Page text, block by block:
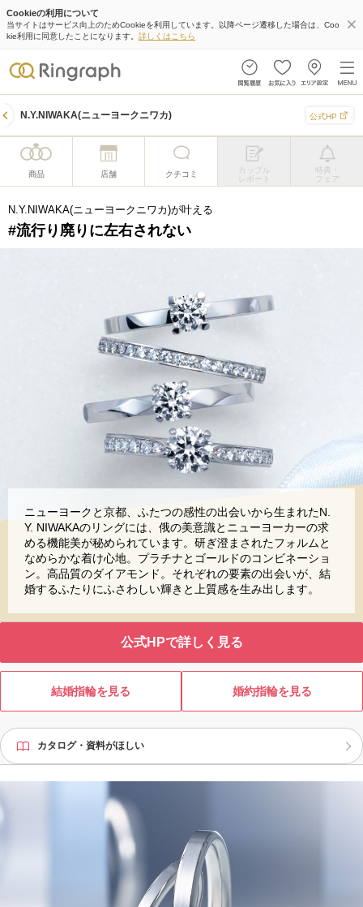
Cookieの利用について
当サイトはサービス向上のためCookieを利用しています。以降ページ遷移した場合は、Coo
kie利用に同意したことになります。 詳しくはこちら
N.Y.NIWAKA(ニューヨークニワカ) 公式HP
商品 店舗 クチコミ
カップル
レポート
特典・
フェア
N.Y.NIWAKA(ニューヨークニワカ)が叶える
#流行り廃りに左右されない
ニューヨークと京都、ふたつの感性の出会いから生まれたN.
Y. NIWAKAのリングには、俄の美意識とニューヨーカーの求
める機能美が秘められています。研ぎ澄まされたフォルムと
なめらかな着け心地。プラチナとゴールドのコンビネーショ
ン。高品質のダイアモンド。それぞれの要素の出会いが、結
婚するふたりにふさわしい輝きと上質感を生み出します。
公式HPで詳しく見る
結婚指輪を見る 婚約指輪を見る
カタログ・資料がほしい